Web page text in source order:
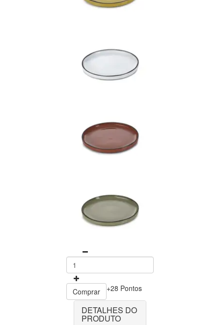
Comprar +28 Pontos
DETALHES DO
PRODUTO